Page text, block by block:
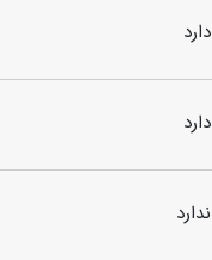
دارد
دارد
ندارد